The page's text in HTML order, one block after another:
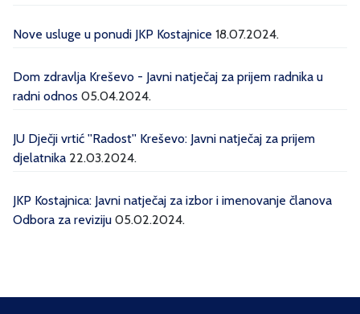
Nove usluge u ponudi JKP Kostajnice 18.07.2024.
Dom zdravlja Kreševo - Javni natječaj za prijem radnika u
radni odnos 05.04.2024.
JU Dječji vrtić ''Radost'' Kreševo: Javni natječaj za prijem
djelatnika 22.03.2024.
JKP Kostajnica: Javni natječaj za izbor i imenovanje članova
Odbora za reviziju 05.02.2024.